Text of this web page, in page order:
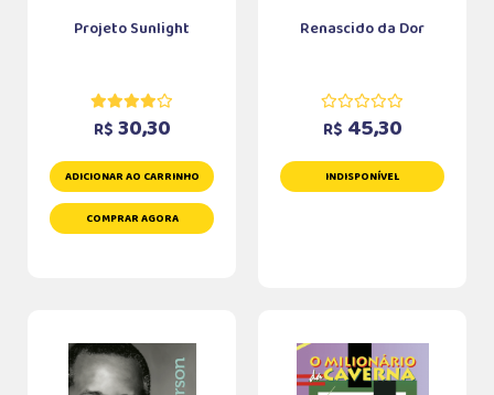
Projeto Sunlight
R$ 30,30
ADICIONAR AO CARRINHO
COMPRAR AGORA
Renascido da Dor
R$ 45,30
INDISPONÍVEL